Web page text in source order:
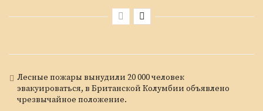
Лесные пожары вынудили 20 000 человек
эвакуироваться, в Британской Колумбии объявлено
чрезвычайное положение.